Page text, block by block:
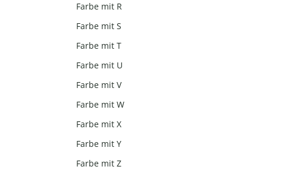
Farbe mit R
Farbe mit S
Farbe mit T
Farbe mit U
Farbe mit V
Farbe mit W
Farbe mit X
Farbe mit Y
Farbe mit Z